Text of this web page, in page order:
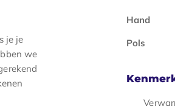
je je
we
Hand
Pols